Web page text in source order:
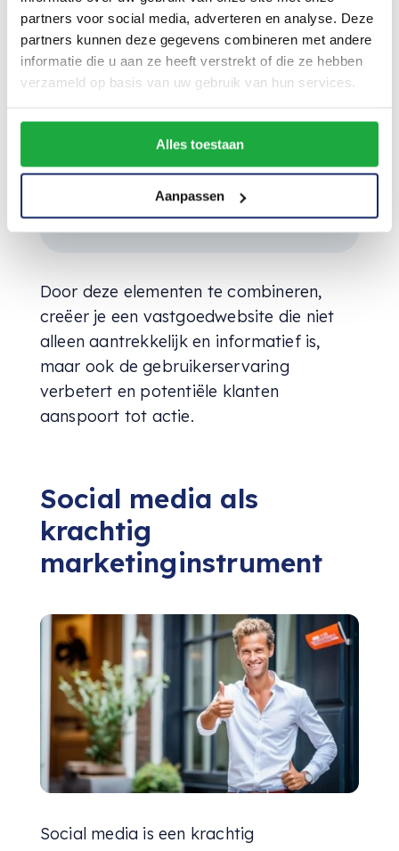
partners voor social media, adverteren en analyse. Deze
partners kunnen deze gegevens combineren met andere
informatie die u aan ze heeft verstrekt of die ze hebben
verzameld op basis van uw gebruik van hun services.
Alles toestaan
Aanpassen
duidelijke call-to-action knoppen.
Blogsectie : Bied waardevolle
informatie en tips over vastgoed,
ook bij het positioneren van jouw
merk als een autoriteit in de
Door deze elementen te combineren,
creëer je een vastgoedwebsite die niet
alleen aantrekkelijk en informatief is,
maar ook de gebruikerservaring
verbetert en potentiële klanten
aanspoort tot actie.
Social media als
krachtig
marketinginstrument
Social media is een krachtig